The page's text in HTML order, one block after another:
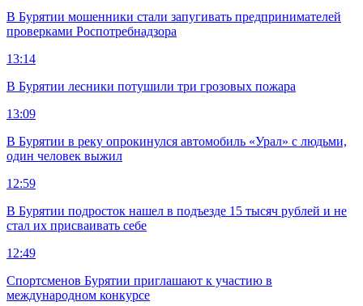
В Бурятии мошенники стали запугивать предпринимателей
проверками Роспотребнадзора
13:14
В Бурятии лесники потушили три грозовых пожара
13:09
В Бурятии в реку опрокинулся автомобиль «Урал» с людьми,
один человек выжил
12:59
В Бурятии подросток нашел в подъезде 15 тысяч рублей и не
стал их присваивать себе
12:49
Спортсменов Бурятии приглашают к участию в
международном конкурсе